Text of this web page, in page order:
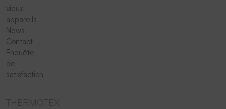
vieux
appareils
News
Contact
Enquête
de
satisfaction